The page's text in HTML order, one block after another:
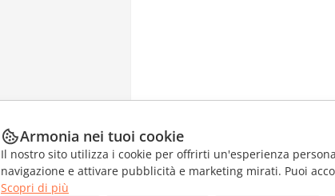
Armonia nei tuoi cookie
Il nostro sito utilizza i cookie per offrirti un'esperienza
navigazione e attivare pubblicità e marketing mirati. Puoi
Scopri di più